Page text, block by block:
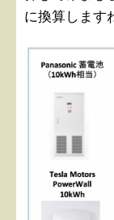
に換算します